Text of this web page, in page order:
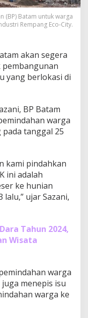
(BP) Batam untuk warga
Rempang Eco-City.
akan segera
yang berlokasi di
BP Batam
warga
tanggal 25
kami pindahkan
ini adalah
ke hunian
ujar Sazani,
Tahun 2024,
Wisata
warga
menepis isu
warga ke